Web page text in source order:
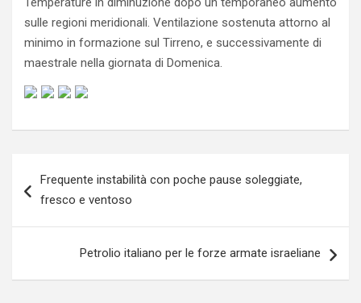
sulle regioni meridionali. Ventilazione sostenuta attorno al
minimo in formazione sul Tirreno, e successivamente di
maestrale nella giornata di Domenica.
articoli
Frequente instabilità con poche pause soleggiate,
fresco e ventoso
Petrolio italiano per le forze armate israeliane